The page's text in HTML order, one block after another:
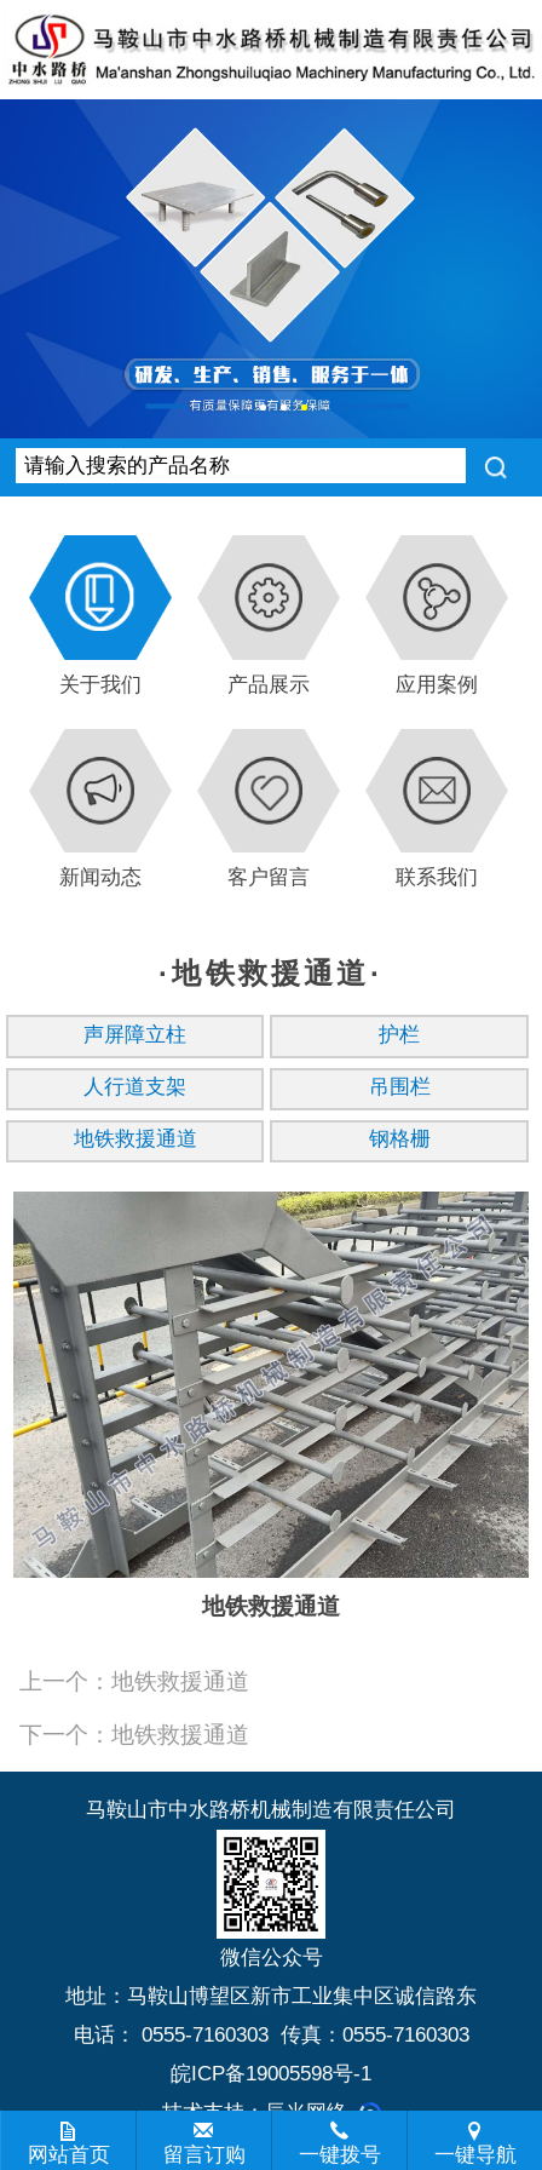
网站首页 留言订购 一键拨号 一键导航
关于我们 产品展示 应用案例
新闻动态 客户留言 联系我们
·地铁救援通道·
声屏障立柱 护栏
人行道支架 吊围栏
地铁救援通道 钢格栅
地铁救援通道
上一个：地铁救援通道
下一个：地铁救援通道
马鞍山市中水路桥机械制造有限责任公司
微信公众号
地址：马鞍山博望区新市工业集中区诚信路东
电话： 0555-7160303 传真：0555-7160303
皖ICP备19005598号-1
技术支持：辰光网络